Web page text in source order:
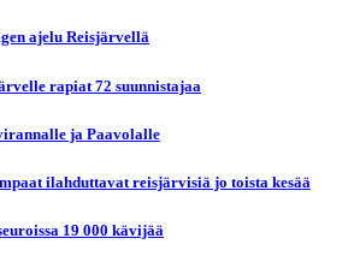
ajelu Reisjärvellä
rapiat 72 suunnistajaa
ja Paavolalle
ilahduttavat reisjärvisiä jo toista kesää
19 000 kävijää